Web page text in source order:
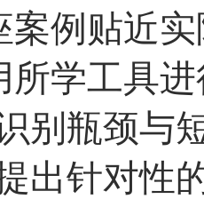
案例贴近
所学工具
别瓶颈与
出针对性